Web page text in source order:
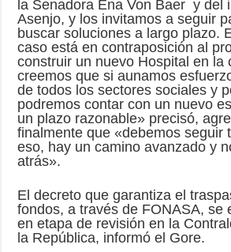
la Senadora Ena Von Baer y del
Asenjo, y los invitamos a seguir
buscar soluciones a largo plazo.
caso está en contraposición al
construir un nuevo Hospital en la
creemos que si aunamos
de todos los sectores sociales y
podremos contar con un nuevo
un plazo razonable» precisó,
finalmente que «debemos seguir
eso, hay un camino avanzado y
atrás».
El decreto que garantiza el
fondos, a través de FONASA, se
en etapa de revisión en la
la República, informó el Gore.